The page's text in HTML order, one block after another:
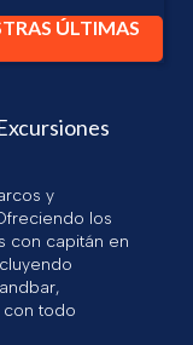
ÚLTIMAS
y
los
con capitán en
con todo